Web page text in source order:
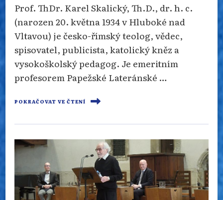
Prof. ThDr. Karel Skalický, Th.D., dr. h. c.
(narozen 20. května 1934 v Hluboké nad
Vltavou) je česko-římský teolog, vědec,
spisovatel, publicista, katolický kněz a
vysokoškolský pedagog. Je emeritním
profesorem Papežské Lateránské …
POKRAČOVAT VE ČTENÍ